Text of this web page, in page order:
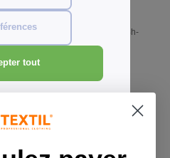
02 586 21 98
Lundi - Jeudi : 10h-13h & 14h-
17h30
Vendredi : 10h-14h
tout